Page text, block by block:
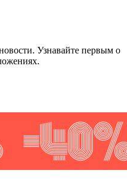
Узнавайте первым о